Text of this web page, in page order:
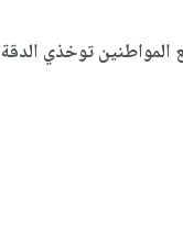
المواطنين توخذي الدقة